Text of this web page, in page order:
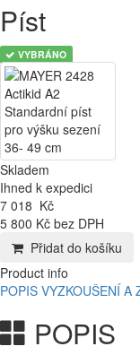
Píst
VYBRÁNO
Skladem
Ihned k expedici
7 018 Kč
5 800 Kč bez DPH
Přidat do košíku
Product info
POPIS VYZKOUŠENÍ A
POPIS